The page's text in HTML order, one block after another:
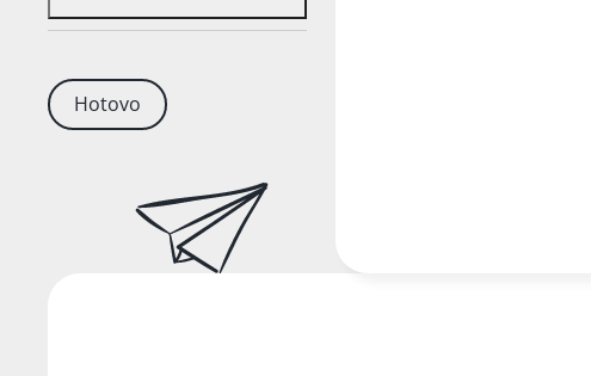
Hotovo